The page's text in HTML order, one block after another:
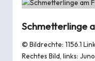
Schmetterlinge
© Bildrechte: 1156.1
Rechtes Bild, links: